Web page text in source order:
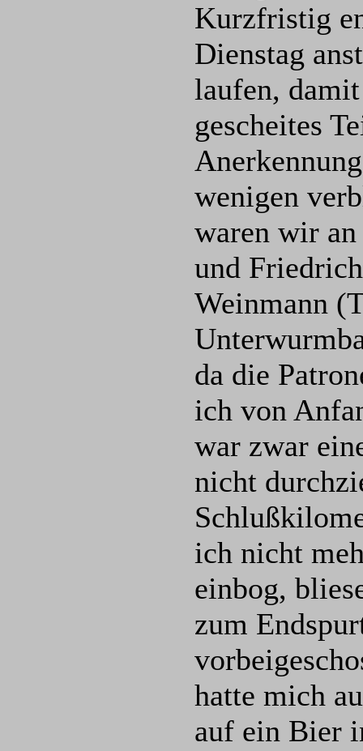
Kurzfristig
Dienstag
laufen,
gescheites
wenigen
waren wir
und
Weinmann
da die
ich von
war zwar
nicht
ich nicht
einbog,
zum
hatte mich
auf ein Bier